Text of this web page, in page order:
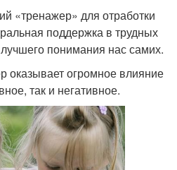
«тренажер» для отработки
поддержка в трудных
понимания нас самих.
оказывает огромное влияние
так и негативное.